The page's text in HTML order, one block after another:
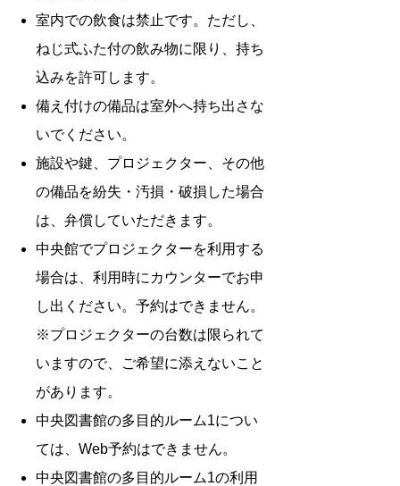
室内での飲食は禁止です。ただし、
ねじ式ふた付の飲み物に限り、持ち
込みを許可します。
備え付けの備品は室外へ持ち出さな
いでください。
施設や鍵、プロジェクター、その他
の備品を紛失・汚損・破損した場合
は、弁償していただきます。
中央館でプロジェクターを利用する
場合は、利用時にカウンターでお申
し出ください。予約はできません。
※プロジェクターの台数は限られて
いますので、ご希望に添えないこと
があります。
中央図書館の多目的ルーム1につい
ては、Web予約はできません。
中央図書館の多目的ルーム1の利用